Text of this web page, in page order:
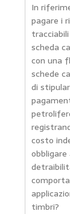
In
pagare i
scheda
con una
schede
di
costo
timbri?